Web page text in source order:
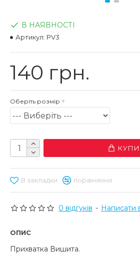
0 відгуків - Написати
140 грн.
В НАЯВНОСТІ
Артикул: PV3
Оберіть розмір
В закладки порівняння
ОПИС
Прихватка Вишита.